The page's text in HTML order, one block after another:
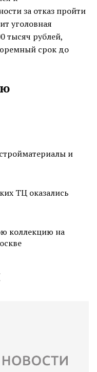
за отказ пройти
уголовная
тысяч рублей,
срок до
и
ТЦ оказались
коллекцию на